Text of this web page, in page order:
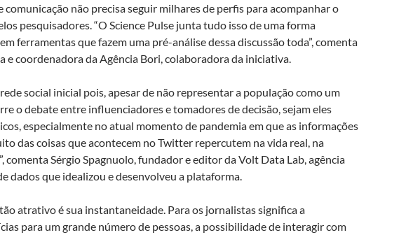
não precisa seguir milhares de perfis para acompanhar o
pesquisadores. “O Science Pulse junta tudo isso de uma forma
ferramentas que fazem uma pré-análise dessa discussão toda”, comenta
e coordenadora da Agência Bori, colaboradora da iniciativa.
social inicial pois, apesar de não representar a população como um
o debate entre influenciadores e tomadores de decisão, sejam eles
especialmente no atual momento de pandemia em que as informações
das coisas que acontecem no Twitter repercutem na vida real, na
comenta Sérgio Spagnuolo, fundador e editor da Volt Data Lab, agência
dados que idealizou e desenvolveu a plataforma.
atrativo é sua instantaneidade. Para os jornalistas significa a
para um grande número de pessoas, a possibilidade de interagir com